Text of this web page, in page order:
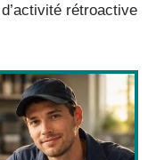
rétroactive